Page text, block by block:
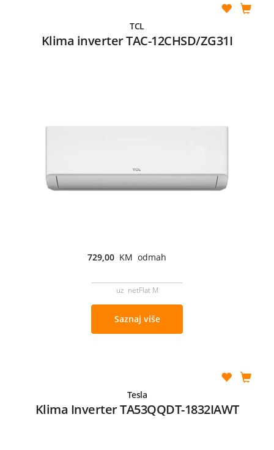
TCL
Klima inverter TAC-12CHSD/ZG31I
729,00 KM odmah
uz netFlat M
Saznaj više
Tesla
Klima Inverter TA53QQDT-1832IAWT